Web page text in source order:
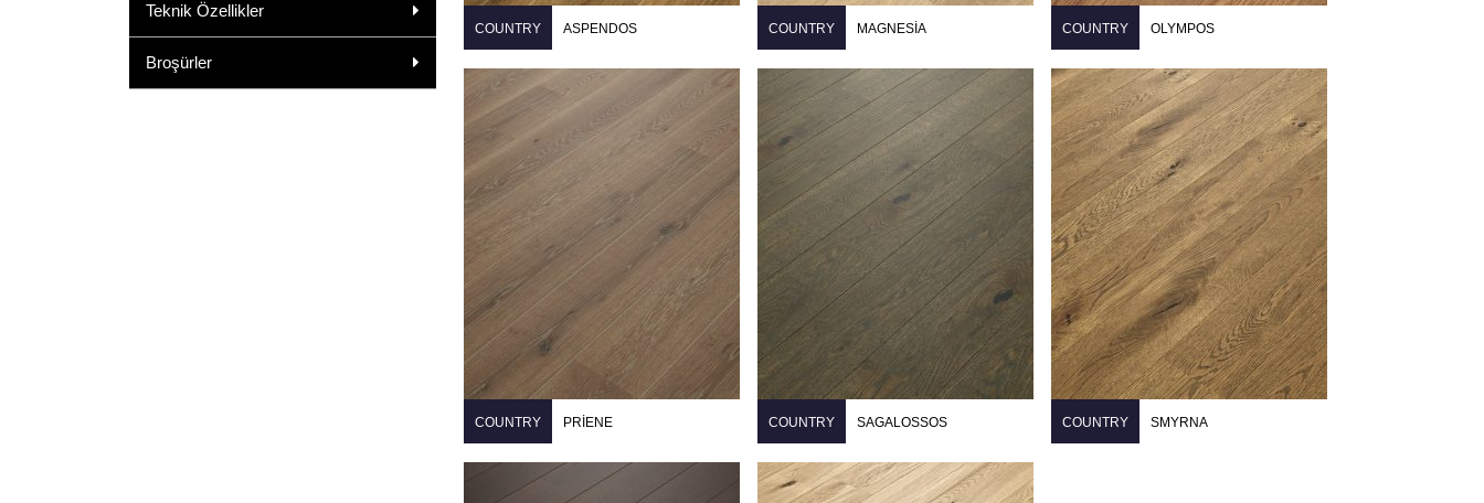
Teknik Özellikler
Broşürler
COUNTRY ASPENDOS COUNTRY MAGNESIA COUNTRY OLYMPOS
COUNTRY PRIENE COUNTRY SAGALOSSOS COUNTRY SMYRNA